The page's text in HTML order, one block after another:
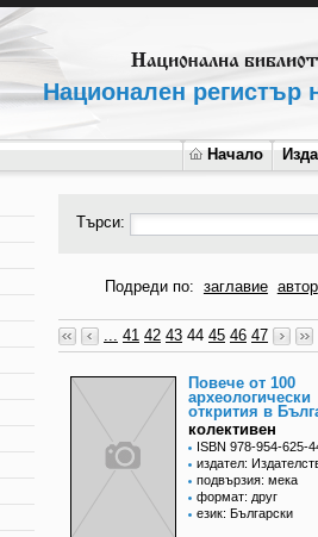
Национален регистър
Начало
Търси:
Подреди по: заглавие автор
... 41 42 43 44 45 46 47
Повече от 100
археологически
открития в
колективен
ISBN 978-954-625-
издател:
подвързия: мека
формат: друг
език: Български